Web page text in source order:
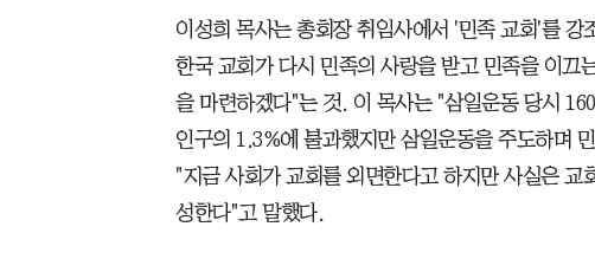
이성희 목사는 총회장 취임사에서 '민족 교회'를 강
한국 교회가 다시 민족의 사랑을 받고 민족을 이끄
을 마련하겠다"는 것. 이 목사는 "삼일운동 당시
인구의 1.3%에 불과했지만 삼일운동을 주도하며
"지금 사회가 교회를 외면한다고 하지만 사실은 교
성한다"고 말했다.